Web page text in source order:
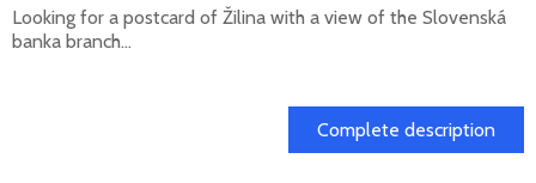
Looking for a postcard of Žilina with a view of the Slovenská
banka branch...
Complete description